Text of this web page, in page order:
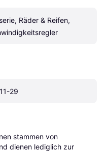
Räder & Reifen,
29
stammen von
dienen lediglich zur